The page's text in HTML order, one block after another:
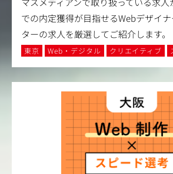
での内定獲得が目指せるWebデザイ
ターの求人を厳選してご紹介します。
東京 Web・デジタル クリエイティブ